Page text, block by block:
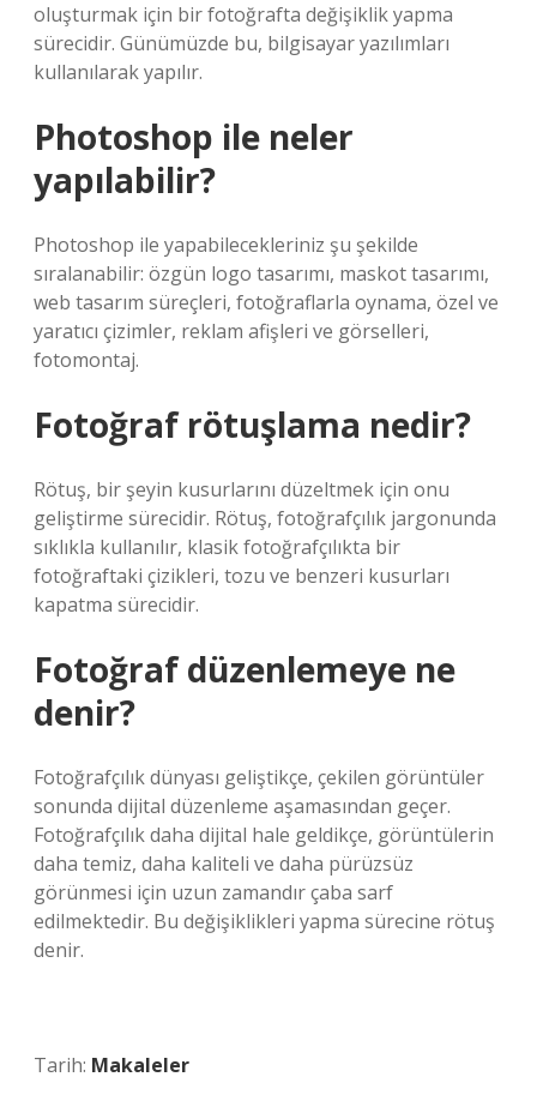
oluşturmak için bir fotoğrafta değişiklik yapma
sürecidir. Günümüzde bu, bilgisayar yazılımları
kullanılarak yapılır.
Photoshop ile neler
yapılabilir?
Photoshop ile yapabilecekleriniz şu şekilde
sıralanabilir: özgün logo tasarımı, maskot tasarımı,
web tasarım süreçleri, fotoğraflarla oynama, özel ve
yaratıcı çizimler, reklam afişleri ve görselleri,
fotomontaj.
Fotoğraf rötuşlama nedir?
Rötuş, bir şeyin kusurlarını düzeltmek için onu
geliştirme sürecidir. Rötuş, fotoğrafçılık jargonunda
sıklıkla kullanılır, klasik fotoğrafçılıkta bir
fotoğraftaki çizikleri, tozu ve benzeri kusurları
kapatma sürecidir.
Fotoğraf düzenlemeye ne
denir?
Fotoğrafçılık dünyası geliştikçe, çekilen görüntüler
sonunda dijital düzenleme aşamasından geçer.
Fotoğrafçılık daha dijital hale geldikçe, görüntülerin
daha temiz, daha kaliteli ve daha pürüzsüz
görünmesi için uzun zamandır çaba sarf
edilmektedir. Bu değişiklikleri yapma sürecine rötuş
denir.
Tarih: Makaleler